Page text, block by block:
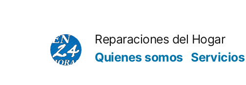
Reparaciones del Hogar
Quienes somos Servicios